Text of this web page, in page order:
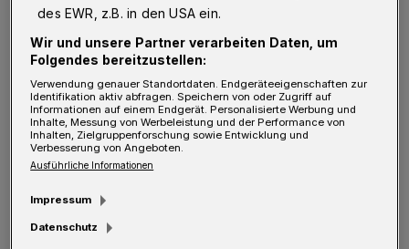
D istickstoffmonoxid (N2O), auch bekannt
als Lachgas, ist ein farbloses,
geruchloses Gas, das in der Medizin als
Schmerzmittel und Angstlöser eingesetzt wird.
In Deutschland ist technisches Lachgas frei
des EWR, z.B. in den USA ein.
Wir und unsere Partner verarbeiten Daten, um
Folgendes bereitzustellen:
Verwendung genauer Standortdaten. Endgeräteeigenschaften zur
Identifikation aktiv abfragen. Speichern von oder Zugriff auf
Informationen auf einem Endgerät. Personalisierte Werbung und
Inhalte, Messung von Werbeleistung und der Performance von
Inhalten, Zielgruppenforschung sowie Entwicklung und
Verbesserung von Angeboten.
Ausführliche Informationen
Impressum
Datenschutz